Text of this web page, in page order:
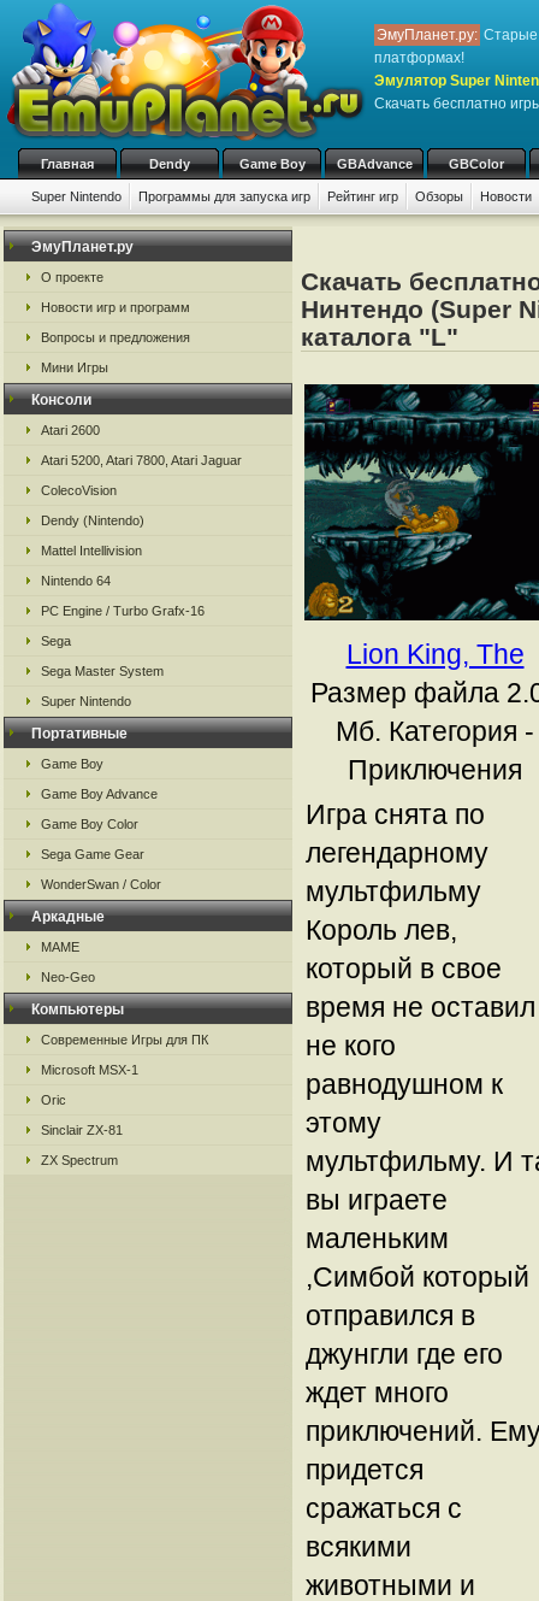
ЭмуПланет.ру: Старые
платформах!
Эмулятор Super
Скачать бесплатно
Главная Dendy Game Boy GBAdvance GBColor
Super Nintendo Программы для запуска игр Рейтинг игр Обзоры Новости
Игры: # A B C D E F G H I
ЭмуПланет.ру
О проекте
Новости игр и программ
Вопросы и предложения
Мини Игры
Консоли
Atari 2600
Atari 5200, Atari 7800, Atari Jaguar
ColecoVision
Dendy (Nintendo)
Mattel Intellivision
Nintendo 64
PC Engine / Turbo Grafx-16
Sega
Sega Master System
Super Nintendo
Портативные
Game Boy
Game Boy Advance
Game Boy Color
Sega Game Gear
WonderSwan / Color
Аркадные
MAME
Neo-Geo
Компьютеры
Современные Игры для ПК
Microsoft MSX-1
Oric
Sinclair ZX-81
ZX Spectrum
Скачать
Нинтендо (Super
каталога "L"
Lion King, The
Размер файла
Мб. Категория -
Приключения
Игра снята по
легендарному
мультфильму
Король лев,
который в свое
время не оставил
не кого
равнодушном к
этому
мультфильму. И
вы играете
маленьким
,Симбой который
отправился в
джунгли где его
ждет много
приключений.
придется
сражаться с
всякими
животными и